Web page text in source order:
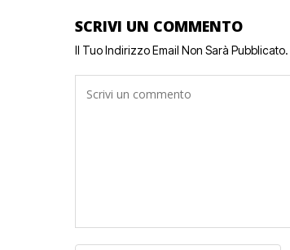
SCRIVI UN COMMENTO
Il Tuo Indirizzo Email Non Sarà Pubblicato.